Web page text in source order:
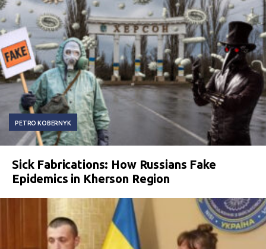
PETRO KOBERNYK
Sick Fabrications: How Russians Fake
Epidemics in Kherson Region